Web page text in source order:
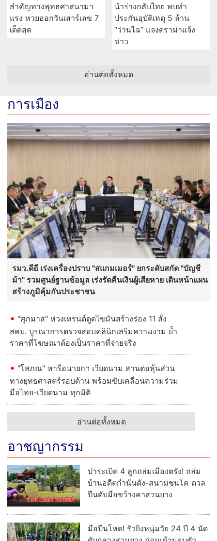
สำคัญทางพุทธศาสนามา
แรง หวยออกวันเสาร์เลข 7
เด็ดสุด
นำร่างกลับไทย พบทำ
ประกันอุบัติเหตุ 5 ล้าน
“ว่านไฉ” แจงดราม่าแจ้ง
ข่าว
อ่านต่อทั้งหมด
การเมือง
รมว.ดีอี เร่งเครื่องปราบ "สแกมเมอร์" ยกระดับสกัด "บัญชี
ม้า" รวมศูนย์ฐานข้อมูล เร่งรัดคืนเงินผู้เสียหาย เดินหน้าแผน
สร้างภูมิคุ้มกันประชาชน
"ศุภมาส" ห่วงเทรนด์ดูดไขมันสร้างร่อง 11 สั่ง
สคบ. บูรณาการตรวจสอบคลินิกเสริมความงาม ย้ำ
ราคาที่โฆษณาต้องเป็นราคาที่จ่ายจริง
"โสภณ" หารือนายกฯ เวียดนาม สานต่อหุ้นส่วน
ทางยุทธศาสตร์รอบด้าน พร้อมขับเคลื่อนความร่วม
มือไทย-เวียดนาม ทุกมิติ
อ่านต่อทั้งหมด
อาชญากรรม
ปาระเบิด 4 ลูกถล่มเมืองตรัง! ถล่ม
บ้านอดีตกำนันดัง-สนามชนโค ดวล
ปืนดับมือขว้างคาสวนยาง
มือปืนโหด! รัวยิงหนุ่มวัย 24 ปี 4 นัด